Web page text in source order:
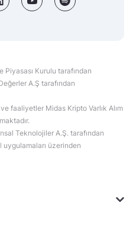
Piyasası Kurulu tarafından
A.Ş tarafından
faaliyetler Midas Kripto Varlık Alım
Teknolojiler A.Ş. tarafından
üzerinden